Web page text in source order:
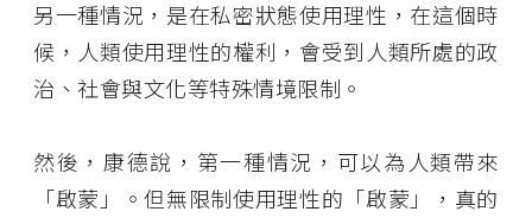
另一種情況，是在私密狀態使用理性，在這個時
候，人類使用理性的權利，會受到人類所處的政
治、社會與文化等特殊情境限制。
然後，康德說，第一種情況，可以為人類帶來
「啟蒙」。但無限制使用理性的「啟蒙」，真的